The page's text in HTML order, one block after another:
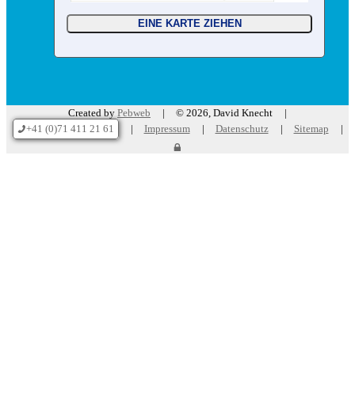
Created by Pebweb © 2026, David Knecht
p+41 (0)71 411 21 61 Impressum Datenschutz Sitemap
l